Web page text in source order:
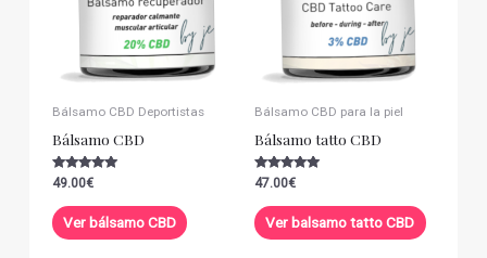
Bálsamo CBD Deportistas
Bálsamo CBD
Valorado con
de 5
49.00€
Ver bálsamo CBD
Bálsamo CBD para la piel
Bálsamo tatto CBD
Valorado con
de 5
47.00€
Ver balsamo tatto CBD